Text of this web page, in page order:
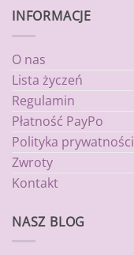
INFORMACJE
O nas
Lista życzeń
Regulamin
Płatność PayPo
Polityka prywatności
Zwroty
Kontakt
NASZ BLOG